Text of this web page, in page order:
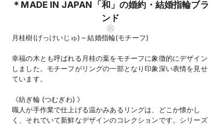
＊MADE IN JAPAN「和」の婚約・結婚指輪ブラ
ンド
月桂樹(げっけいじゅ) – 結婚指輪(モチーフ)
幸福の木とも呼ばれる月桂の葉をモチーフに象徴的にデザイン
しました。モチーフがリングの一部となり印象深い表情を見せ
ています。
《紡ぎ輪 (つむぎわ) 》
職人が手作業で仕上げる温かみあるリングは、どこか懐かし
く、それでいて新鮮なデザインのコレクションです。シリーズ